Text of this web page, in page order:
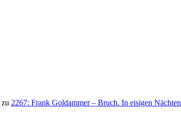
zu 2267: Frank Goldammer – Bruch. In eisigen Nächten